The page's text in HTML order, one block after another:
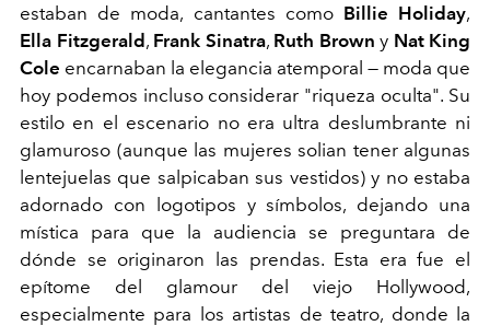
estaban de moda, cantantes como Billie Holiday,
Ella Fitzgerald, Frank Sinatra, Ruth Brown y Nat King
Cole encarnaban la elegancia atemporal — moda que
hoy podemos incluso considerar "riqueza oculta". Su
estilo en el escenario no era ultra deslumbrante ni
glamuroso (aunque las mujeres solian tener algunas
lentejuelas que salpicaban sus vestidos) y no estaba
adornado con logotipos y símbolos, dejando una
mística para que la audiencia se preguntara de
dónde se originaron las prendas. Esta era fue el
epítome del glamour del viejo Hollywood,
especialmente para los artistas de teatro, donde la